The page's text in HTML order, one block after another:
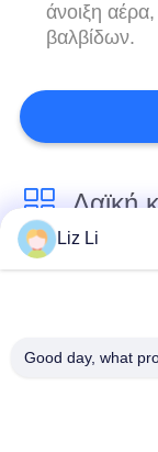
άνοιξη
βαλβίδων.
Λαϊκή
Κλονισμός
Μέρη αναστολής
Liz Li
Good day, what